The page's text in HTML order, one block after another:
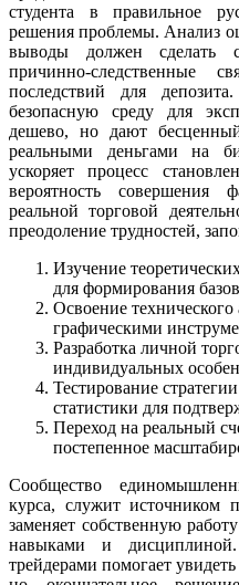
студента в правильное
решения проблемы. Анализ
выводы должен сделать
причинно-
последствий для
безопасную среду для
дешево, но дают
реальными деньгами на
ускоряет процесс
вероятность совершения
реальной торговой
преодоление трудностей,
Изучение
для формирования
Освоение
графическими
Разработка личной
индивидуальных
Тестирование
статистики для
Переход на реальный
постепенное
Сообщество
курса, служит источником
заменяет собственную
навыками и
трейдерами помогает